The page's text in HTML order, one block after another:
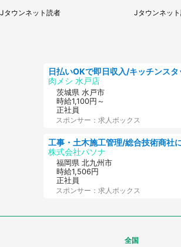
Jタウンネット読者 県・30代女
Jタウンネッ
肉メシ 水戸店
茨城県 水戸市
時給1,100円～
正社員
スポンサー：求人ボックス
株式会社パソナ
福岡県 北九州市
時給1,506円
正社員
スポンサー：求人ボックス
全国